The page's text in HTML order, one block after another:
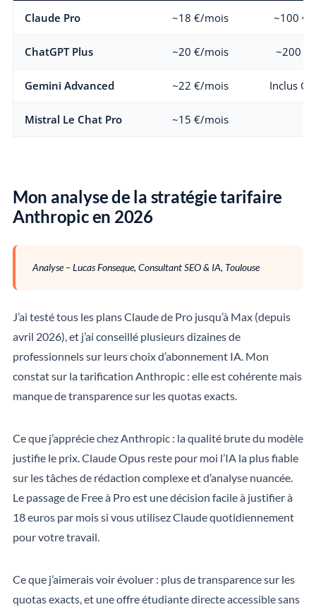
Claude Pro ~18 €/mois ~100 €/
ChatGPT Plus ~20 €/mois ~200
Gemini Advanced ~22 €/mois Inclus
Mistral Le Chat Pro ~15 €/mois
Mon analyse de la stratégie tarifaire
Anthropic en 2026
Analyse – Lucas Fonseque, Consultant SEO & IA, Toulouse
J’ai testé tous les plans Claude de Pro jusqu’à Max (depuis
avril 2026), et j’ai conseillé plusieurs dizaines de
professionnels sur leurs choix d’abonnement IA. Mon
constat sur la tarification Anthropic : elle est cohérente mais
manque de transparence sur les quotas exacts.
Ce que j’apprécie chez Anthropic : la qualité brute du modèle
justifie le prix. Claude Opus reste pour moi l’IA la plus fiable
sur les tâches de rédaction complexe et d’analyse nuancée.
Le passage de Free à Pro est une décision facile à justifier à
18 euros par mois si vous utilisez Claude quotidiennement
pour votre travail.
Ce que j’aimerais voir évoluer : plus de transparence sur les
quotas exacts, et une offre étudiante directe accessible sans